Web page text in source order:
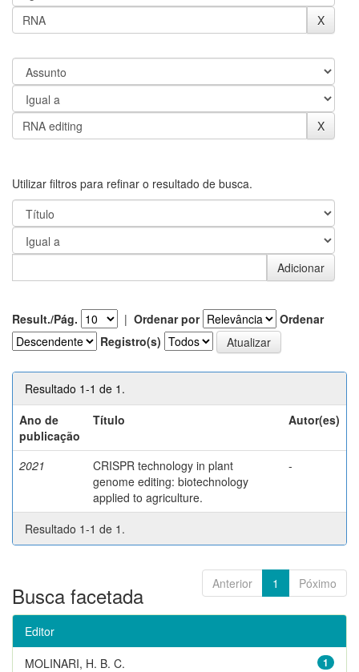
Utilizar filtros para refinar o resultado de busca.
Result./Pág. | Ordenar por
Ordenar
Registro(s)
Resultado 1-1 de 1.
Ano de
publicação
Título Autor(es)
2021
CRISPR technology in plant
genome editing: biotechnology
applied to agriculture.
-
Resultado 1-1 de 1.
Anterior 1 Póximo
Busca facetada
Editor
1
MOLINARI, H. B. C.